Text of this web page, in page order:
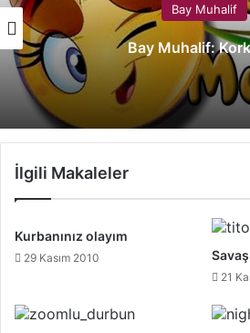
Bay Muhalif
Bay Muhalif:
İlgili Makaleler
Kurbanınız olayım
29 Kasım 2010
21